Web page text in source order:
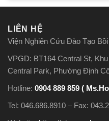
LIÊN HỆ
Viện Nghiên Cứu Đào Tạo
VPGD: BT164 Central St,
Central Park, Phường Định
Hotline: 0904 889 859 (
Tel: 046.686.8910 – Fax: